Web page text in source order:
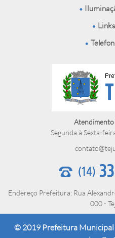
Atendimento
Segunda à Sexta-
Endereço Prefeitura: Rua
000 -
© 2019 Prefeitura Municipal